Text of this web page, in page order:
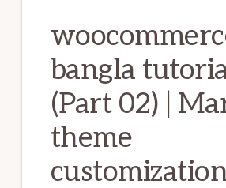
bangla
(Part 02) |
theme